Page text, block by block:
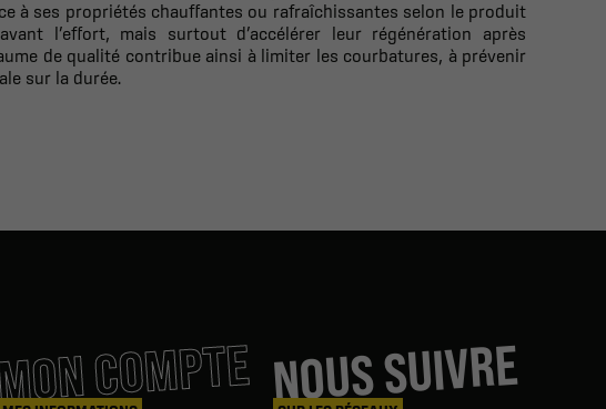
à ses propriétés chauffantes ou rafraîchissantes selon le produit
l’effort, mais surtout d’accélérer leur régénération après
de qualité contribue ainsi à limiter les courbatures, à prévenir
sur la durée.
COMPTE NOUS SUIVRE